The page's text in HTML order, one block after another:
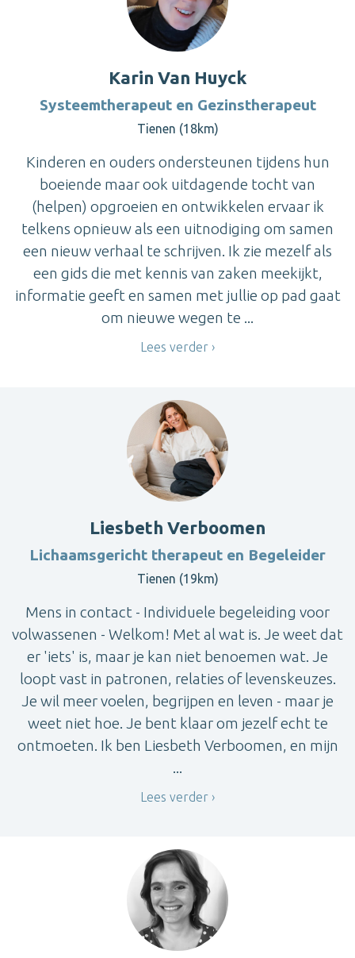
Karin Van Huyck
Systeemtherapeut en Gezinstherapeut
Tienen (18km)
Kinderen en ouders ondersteunen tijdens hun
boeiende maar ook uitdagende tocht van
(helpen) opgroeien en ontwikkelen ervaar ik
telkens opnieuw als een uitnodiging om samen
een nieuw verhaal te schrijven. Ik zie mezelf als
een gids die met kennis van zaken meekijkt,
informatie geeft en samen met jullie op pad gaat
om nieuwe wegen te ...
Lees verder
Liesbeth Verboomen
Lichaamsgericht therapeut en Begeleider
Tienen (19km)
Mens in contact - Individuele begeleiding voor
volwassenen - Welkom! Met al wat is. Je weet dat
er 'iets' is, maar je kan niet benoemen wat. Je
loopt vast in patronen, relaties of levenskeuzes.
Je wil meer voelen, begrijpen en leven - maar je
weet niet hoe. Je bent klaar om jezelf echt te
ontmoeten. Ik ben Liesbeth Verboomen, en mijn
...
Lees verder